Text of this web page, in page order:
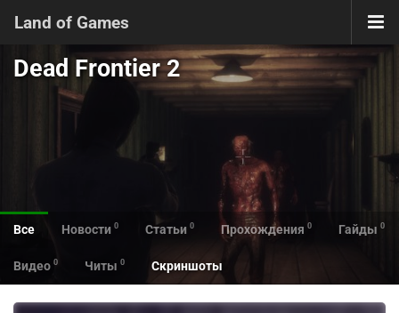
Land of Games
Dead Frontier 2
Все Новости 0 Статьи 0 Прохождения 0 Гайды 0
Видео 0 Читы 0 Скриншоты